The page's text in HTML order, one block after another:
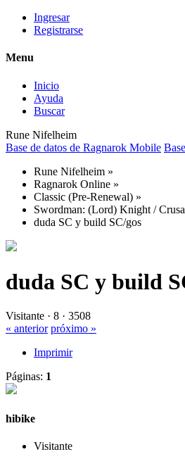
Ingresar
Registrarse
Menu
Inicio
Ayuda
Buscar
Rune Nifelheim
Base de datos de Ragnarok Mobile
Rune Nifelheim »
Ragnarok Online »
Classic (Pre-Renewal) »
Swordman: (Lord) Knight /
duda SC y build SC/gos
duda SC y build
Visitante · 8 · 3508
« anterior próximo »
Imprimir
Páginas: 1
hibike
Visitante